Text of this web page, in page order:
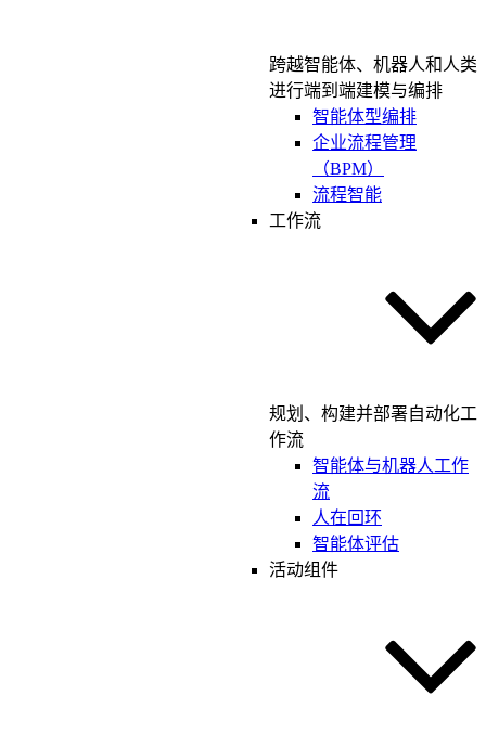
跨越智能体、机器人和人类
进行端到端建模与编排
智能体型编排
企业流程管理
（BPM）
流程智能
工作流
规划、构建并部署自动化工
作流
智能体与机器人工作
流
人在回环
智能体评估
活动组件